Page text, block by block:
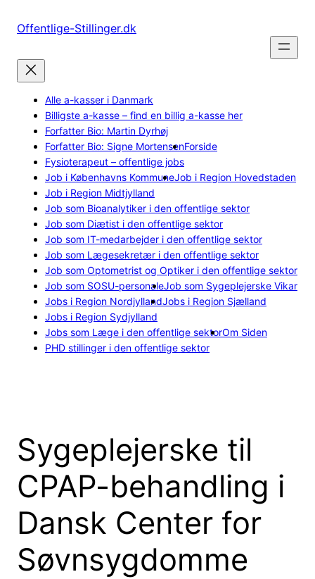
Offentlige-Stillinger.dk
Alle a-kasser i Danmark
Billigste a-kasse – find en billig a-kasse her
Forfatter Bio: Martin Dyrhøj
Forfatter Bio: Signe MortensenForside
Fysioterapeut – offentlige jobs
Job i Københavns KommuneJob i Region Hovedstaden
Job i Region Midtjylland
Job som Bioanalytiker i den offentlige sektor
Job som Diætist i den offentlige sektor
Job som IT-medarbejder i den offentlige sektor
Job som Lægesekretær i den offentlige sektor
Job som Optometrist og Optiker i den offentlige sektor
Job som SOSU-personaleJob som Sygeplejerske Vikar
Jobs i Region NordjyllandJobs i Region Sjælland
Jobs i Region Sydjylland
Jobs som Læge i den offentlige sektorOm Siden
PHD stillinger i den offentlige sektor
Sygeplejerske til
CPAP-behandling i
Dansk Center for
Søvnsygdomme